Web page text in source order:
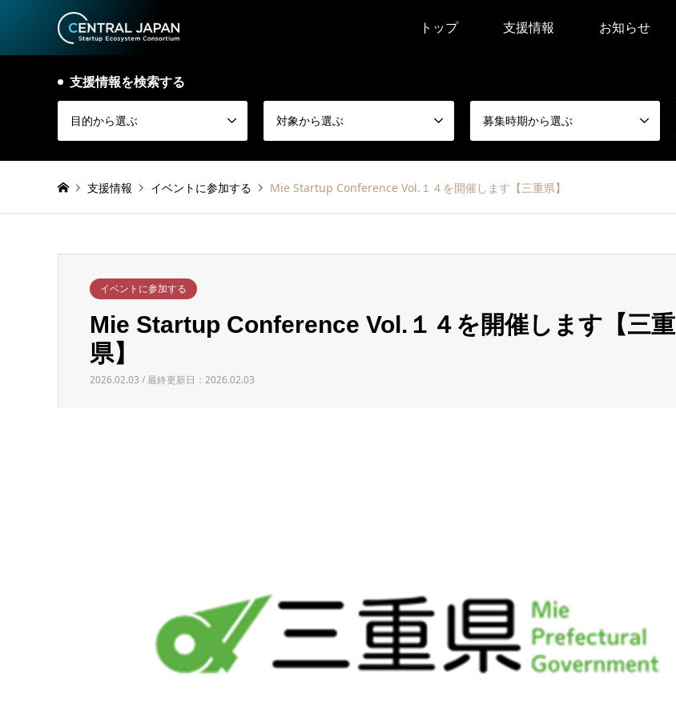
トップ 支援情報 お知らせ
支援情報を検索する
目的から選ぶ 対象から選ぶ 募集時期から選ぶ
支援情報 イベントに参加する Mie Startup Conference Vol.１４を開催します【三重県】
イベントに参加する
Mie Startup Conference Vol.１４を開催します【三重
県】
2026.02.03 / 最終更新日：2026.02.03